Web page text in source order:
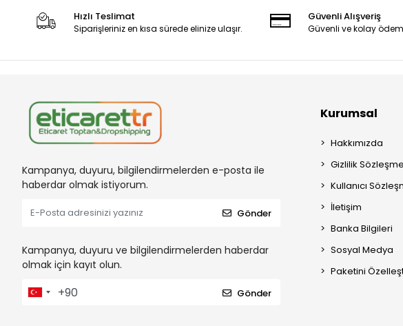
Hızlı Teslimat
Siparişleriniz en kısa sürede elinize ulaşır.
Güvenli Alışveriş
Güvenli ve kolay
Kampanya, duyuru, bilgilendirmelerden e-posta ile
haberdar olmak istiyorum.
Gönder
Kampanya, duyuru ve bilgilendirmelerden haberdar
olmak için kayıt olun.
Gönder
Kurumsal
Hakkımızda
Gizlilik
Kullanıcı
İletişim
Banka Bilgileri
Sosyal Medya
Paketini